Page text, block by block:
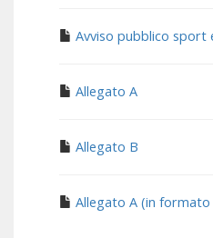
Avviso pubblico sport
Allegato A
Allegato B
Allegato A (in